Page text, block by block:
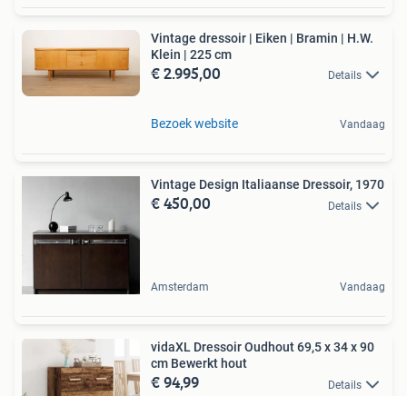
Vintage dressoir | Eiken | Bramin | H.W.
Klein | 225 cm
€ 2.995,00 Details
Bezoek website Vandaag
Vintage Design Italiaanse Dressoir, 1970
€ 450,00 Details
Amsterdam Vandaag
vidaXL Dressoir Oudhout 69,5 x 34 x 90
cm Bewerkt hout
€ 94,99 Details